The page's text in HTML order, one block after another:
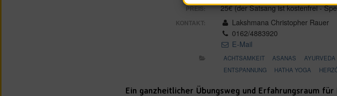
PREIS: 25€ (der Satsang ist kostenfrei -
KONTAKT:
Lakshmana Christopher Rauer
0162/4883920
E-Mail
ACHTSAMKEIT ASANAS AYURVEDA
ENTSPANNUNG
HATHA YOGA
Ein ganzheitlicher Übungsweg und Erfahrungsraum